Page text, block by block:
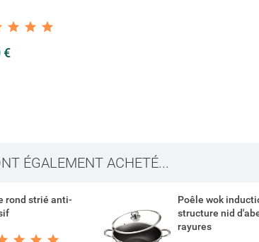
€
ÉGALEMENT ACHETÉ...
wok induction 34cm
nid d'abeille anti-
Accessoire pour
orientale brodé
Warda